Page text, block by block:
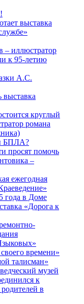
выставка
– иллюстратор
к 95-летию
А.С.
выставка
круглый
романа
БПЛА?
просят помочь
–
ежегодная
года в Доме
«Дорога к
времени»
талисман»
музей
к
в